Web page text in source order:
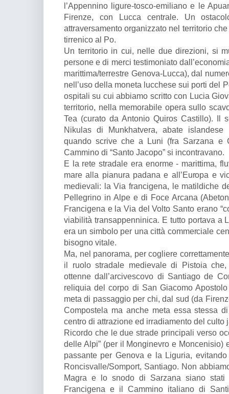
l’Appennino ligure-tosco-emiliano e le
Firenze, con Lucca centrale. Un
attraversamento organizzato nel territorio
tirrenico al Po.
Un territorio in cui, nelle due direzioni, si
persone e di merci testimoniato
marittima/terrestre Genova-Lucca), dal
nell’uso della moneta lucchese sui porti del
ospitali su cui abbiamo scritto con Lucia
territorio, nella memorabile opera sullo
Tea (curato da Antonio Quiros Castillo). Il
Nikulas di Munkhatvera, abate
quando scrive che a Luni (fra Sarzana e
Cammino di “Santo Jacopo” si incontravano.
E la rete stradale era enorme - marittima,
mare alla pianura padana e all’Europa e
medievali: la Via francigena, le matildiche
Pellegrino in Alpe e di Foce Arcana
Francigena e la Via del Volto Santo erano
viabilità transappenninica. E tutto portava a
era un simbolo per una città commerciale
bisogno vitale.
Ma, nel panorama, per cogliere
il ruolo stradale medievale di Pistoia
ottenne dall’arcivescovo di Santiago de
reliquia del corpo di San Giacomo
meta di passaggio per chi, dal sud (da
Compostela ma anche meta essa stessa
centro di attrazione ed irradiamento del culto
Ricordo che le due strade principali verso
delle Alpi” (per il Monginevro e Moncenisio)
passante per Genova e la Liguria,
Roncisvalle/Somport, Santiago. Non
Magra e lo snodo di Sarzana siano
Francigena e il Cammino italiano di